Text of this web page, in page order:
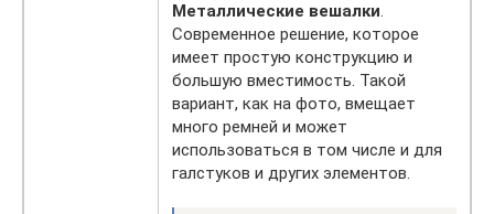
Металлические вешалки.
Современное решение, которое
имеет простую конструкцию и
большую вместимость. Такой
вариант, как на фото, вмещает
много ремней и может
использоваться в том числе и для
галстуков и других элементов.